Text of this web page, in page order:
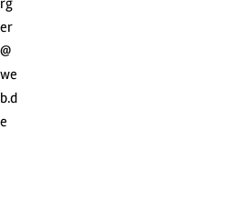
er
@
we
b.d
e